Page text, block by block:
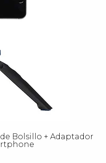
Bolsillo + Adaptador